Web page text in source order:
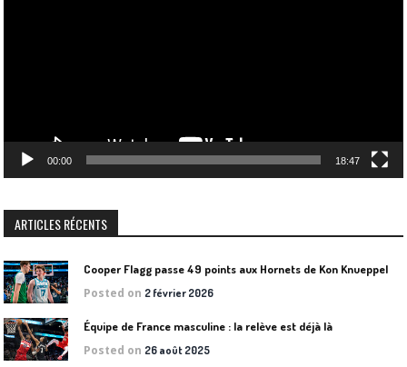
00:00 18:47
ARTICLES RÉCENTS
Cooper Flagg passe 49 points aux Hornets de Kon Knueppel
Posted on 2 février 2026
Équipe de France masculine : la relève est déjà là
Posted on 26 août 2025